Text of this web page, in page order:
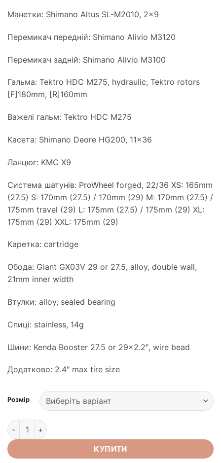
Манетки: Shimano Altus SL-M2010, 2×9
Перемикач передній: Shimano Alivio M3120
Перемикач задній: Shimano Alivio M3100
Гальма: Tektro HDC M275, hydraulic, Tektro rotors
[F]180mm, [R]160mm
Важелі гальм: Tektro HDC M275
Касета: Shimano Deore HG200, 11×36
Ланцюг: KMC X9
Система шатунів: ProWheel forged, 22/36 XS: 165mm
(27.5) S: 170mm (27.5) / 170mm (29) M: 170mm (27.5) /
175mm travel (29) L: 175mm (27.5) / 175mm (29) XL:
175mm (29) XXL: 175mm (29)
Каретка: cartridge
Обода: Giant GX03V 29 or 27.5, alloy, double wall,
21mm inner width
Втулки: alloy, sealed bearing
Спиці: stainless, 14g
Шини: Kenda Booster 27.5 or 29×2.2″, wire bead
Додатково: 2.4″ max tire size
Розмір
Велосипед Giant Talon 29 3 GE метал чорн кількість
КУПИТИ